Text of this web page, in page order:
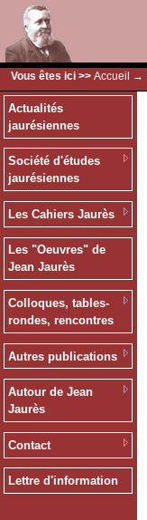
Vous êtes ici >> Accueil →
Actualités
jaurésiennes
Société d'études
jaurésiennes
Les Cahiers Jaurès
Les "Oeuvres" de
Jean Jaurès
Colloques, tables-
rondes, rencontres
Autres publications
Autour de Jean
Jaurès
Contact
Lettre d'information